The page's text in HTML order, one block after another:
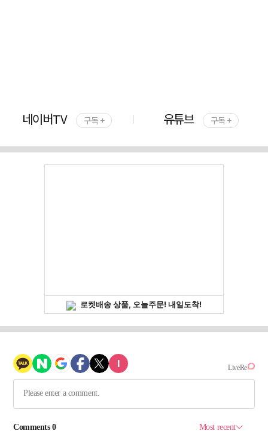
네이버TV 구독 + 유튜브 구독 +